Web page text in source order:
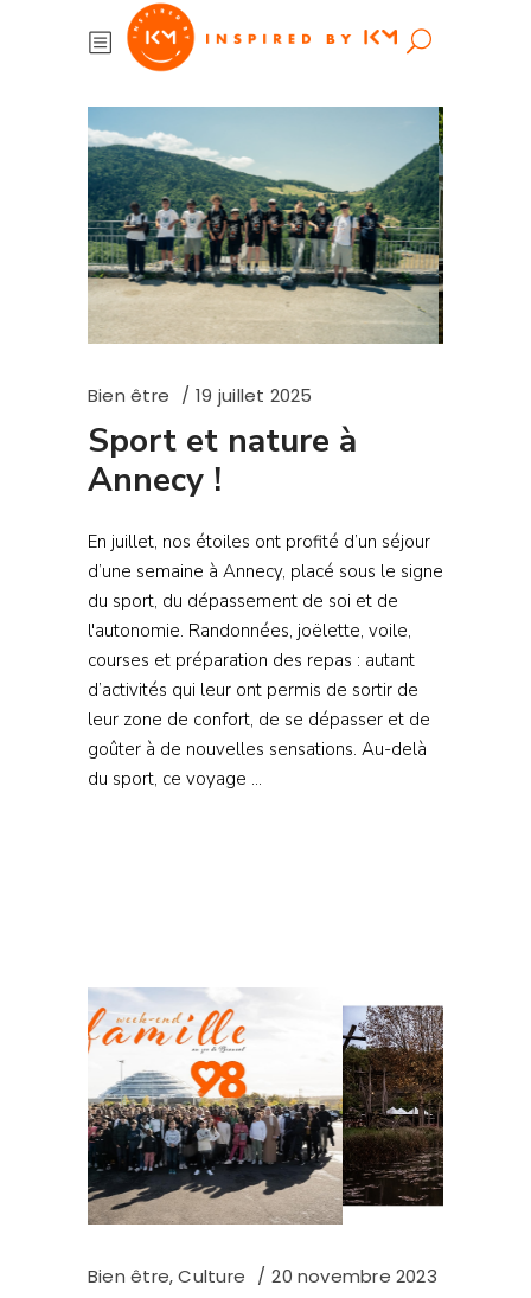
Bien être 19 juillet 2025
Sport et nature à
Annecy !
En juillet, nos étoiles ont profité d’un séjour
d’une semaine à Annecy, placé sous le signe
du sport, du dépassement de soi et de
l'autonomie. Randonnées, joëlette, voile,
courses et préparation des repas : autant
d’activités qui leur ont permis de sortir de
leur zone de confort, de se dépasser et de
goûter à de nouvelles sensations. Au-delà
du sport, ce voyage
Bien être,Culture 20 novembre 2023